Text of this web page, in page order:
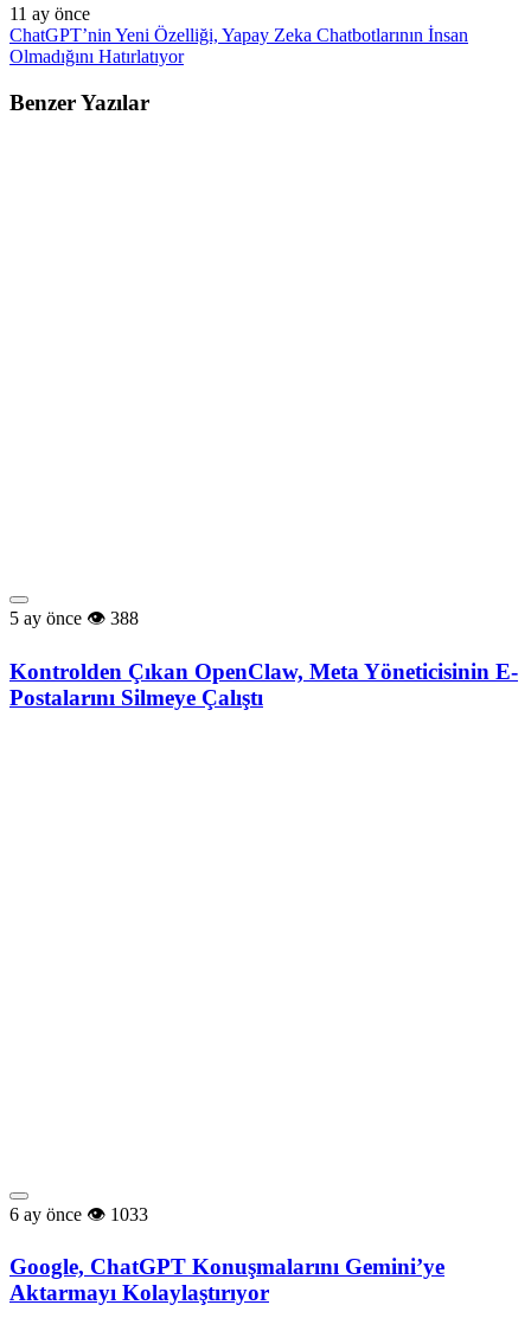
11 ay önce
ChatGPT’nin Yeni Özelliği, Yapay Zeka Chatbotlarının İnsan
Olmadığını Hatırlatıyor
Benzer Yazılar
5 ay önce 388
Kontrolden Çıkan OpenClaw, Meta Yöneticisinin E-
Postalarını Silmeye Çalıştı
6 ay önce 1033
Google, ChatGPT Konuşmalarını Gemini’ye
Aktarmayı Kolaylaştırıyor